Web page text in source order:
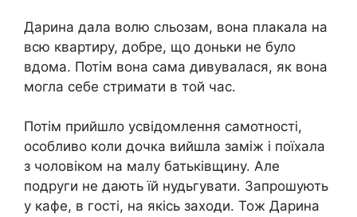
Дарина дала волю сльозам, вона плакала на
всю квартиру, добре, що доньки не було
вдома. Потім вона сама дивувалася, як вона
могла себе стримати в той час.
Потім прийшло усвідомлення самотності,
особливо коли дочка вийшла заміж і поїхала
з чоловіком на малу батьківщину. Але
подруги не дають їй нудьгувати. Запрошують
у кафе, в гості, на якісь заходи. Тож Дарина